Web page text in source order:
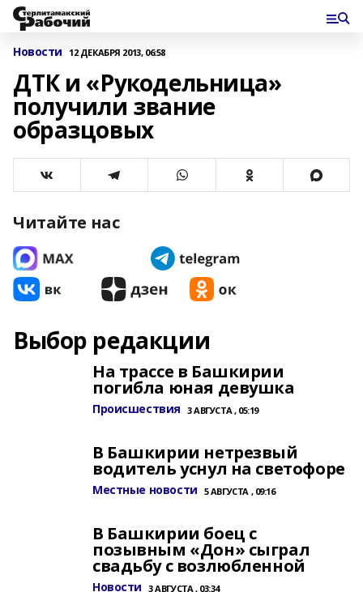
Новости 12 ДЕКАБРЯ 2013, 06:58
ДТК и «Рукодельница»
получили звание
образцовых
Читайте нас
Выбор редакции
На трассе в Башкирии
погибла юная девушка
Происшествия 3 АВГУСТА , 05:19
В Башкирии нетрезвый
водитель уснул на светофоре
Местные новости 5 АВГУСТА , 09:16
В Башкирии боец с
позывным «Дон» сыграл
свадьбу с возлюбленной
Новости 3 АВГУСТА , 03:34